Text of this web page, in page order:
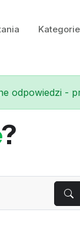
Kategorie
odpowiedzi -
?